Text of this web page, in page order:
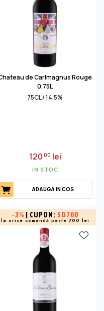
de Carlmagnus Rouge
0.75L
75CL / 14.5%
12000 lei
IN STOC
ADAUGA IN COS
-3% | CUPON: SD700
la orice comandă peste 700 lei